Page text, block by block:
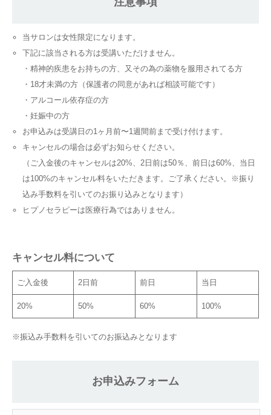
当サロンは女性限定になります。
下記に該当される方は受講いただけません。
・精神的疾患をお持ちの方、又その為の薬物を服用されてる方
・18才未満の方（保護者の同意があれば相談可能です）
・アルコール依存症の方
・妊娠中の方
お申込みは受講日の1ヶ月前〜1週間前まで受け付けます。
キャンセルの場合は必ずお知らせください。
（ご入金後のキャンセルは20%、2日前は50％、前日は60%、当日
は100%のキャンセル料をいただきます。ご了承ください。※振り
込み手数料を引いてのお振り込みとなります）
ヒプノセラピーは医療行為ではありません。
キャンセル料について
ご入金後 2日前 前日 当日
20% 50% 60% 100%
※振込み手数料を引いてのお振込みとなります
お申込みフォーム